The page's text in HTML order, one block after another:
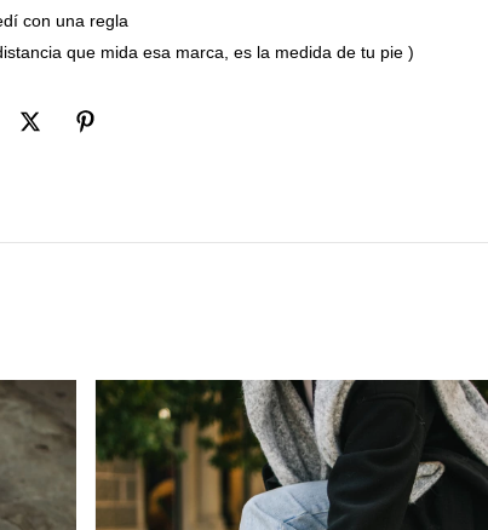
con una regla
que mida esa marca, es la medida de tu pie )